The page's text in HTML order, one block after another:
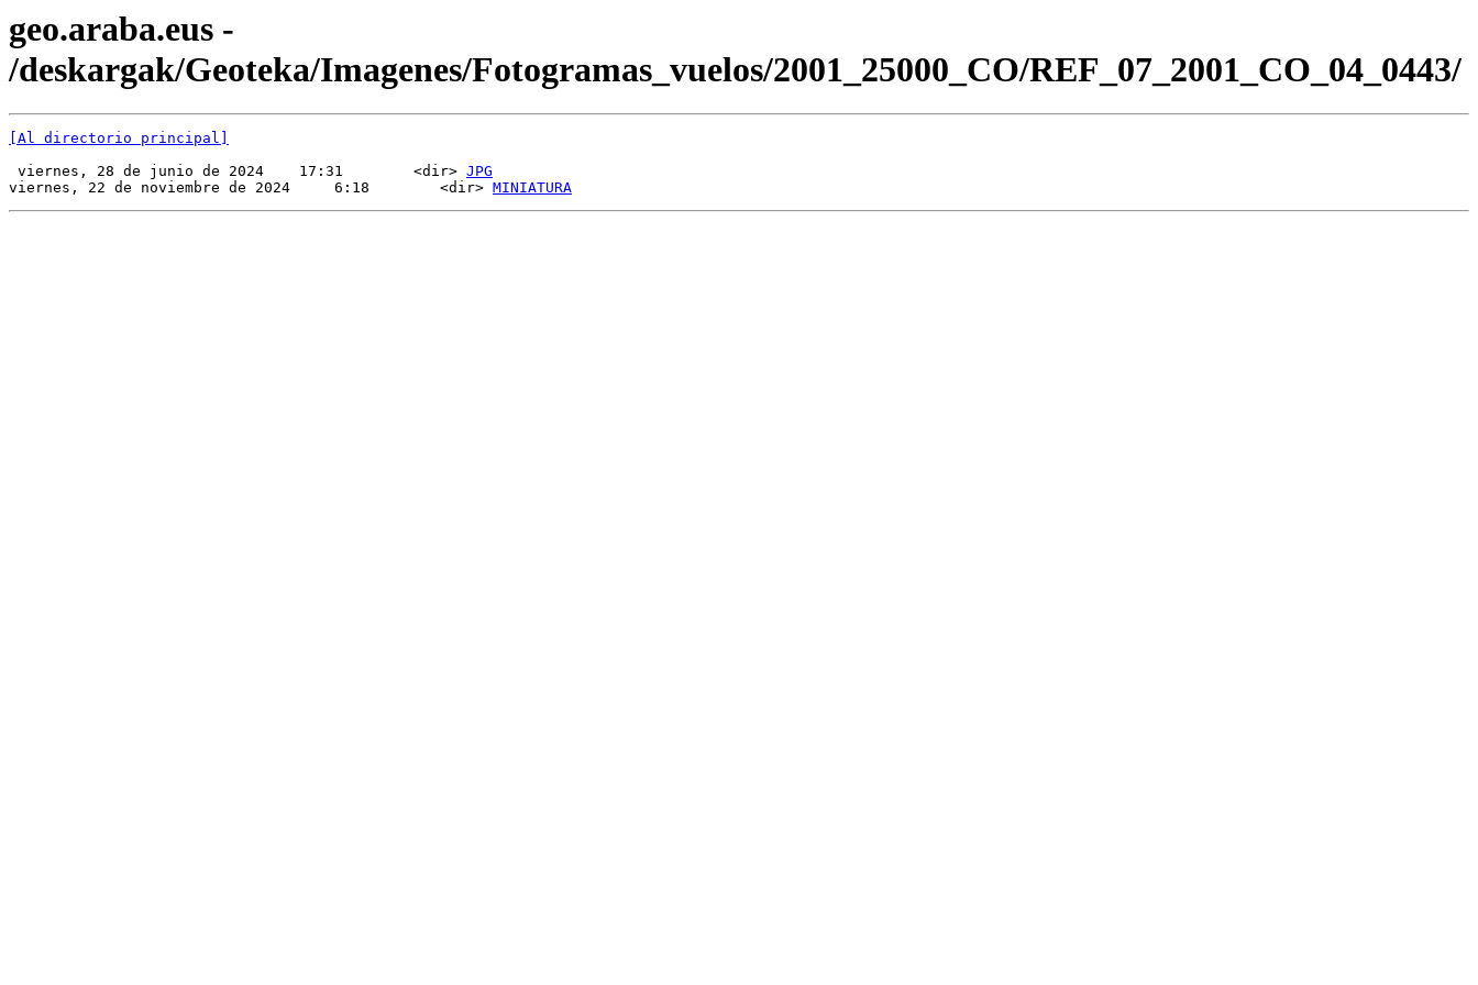
geo.araba.eus -
/deskargak/Geoteka/Imagenes/Fotogramas_vuelos/2001_25000_CO/REF_07_2001_CO_04_0443/
[Al directorio principal]
viernes, 28 de junio de 2024    17:31        <dir> JPG
viernes, 22 de noviembre de 2024     6:18        <dir> MINIATURA